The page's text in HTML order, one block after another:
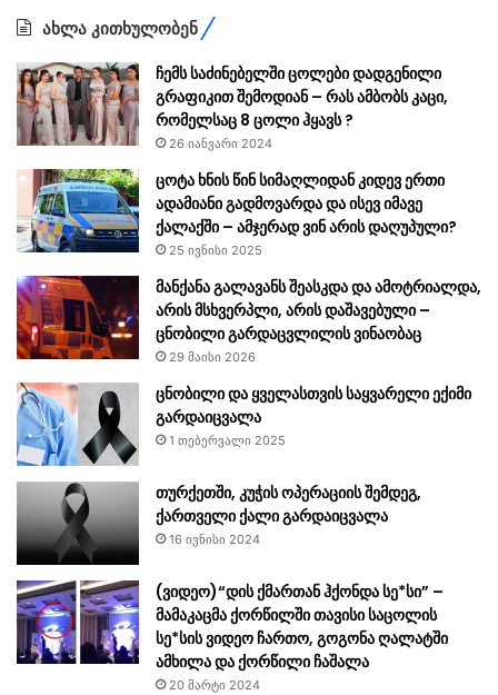
ახლა კითხულობენ
ჩემს საძინებელში ცოლები დადგენილი
გრაფიკით შემოდიან – რას ამბობს კაცი,
რომელსაც 8 ცოლი ჰყავს ?
26 იანვარი 2024
ცოტა ხნის წინ სიმაღლიდან კიდევ ერთი
ადამიანი გადმოვარდა და ისევ იმავე
ქალაქში – ამჯერად ვინ არის დაღუპული?
25 ივნისი 2025
მანქანა გალავანს შეასკდა და ამოტრიალდა,
არის მსხვერპლი, არის დაშავებული –
ცნობილი გარდაცვლილის ვინაობაც
29 მაისი 2026
ცნობილი და ყველასთვის საყვარელი ექიმი
გარდაიცვალა
1 თებერვალი 2025
თურქეთში, კუჭის ოპერაციის შემდეგ,
ქართველი ქალი გარდაიცვალა
16 ივნისი 2024
(ვიდეო)“დის ქმართან ჰქონდა სე*სი” –
მამაკაცმა ქორწილში თავისი საცოლის
სე*სის ვიდეო ჩართო, გოგონა ღალატში
ამხილა და ქორწილი ჩაშალა
20 მარტი 2024